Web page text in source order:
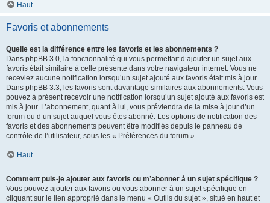
Haut
Favoris et abonnements
Quelle est la différence entre les favoris et les abonnements ?
Dans phpBB 3.0, la fonctionnalité qui vous permettait d’ajouter un sujet aux
favoris était similaire à celle présente dans votre navigateur internet. Vous ne
receviez aucune notification lorsqu’un sujet ajouté aux favoris était mis à jour.
Dans phpBB 3.3, les favoris sont davantage similaires aux abonnements. Vous
pouvez à présent recevoir une notification lorsqu’un sujet ajouté aux favoris est
mis à jour. L’abonnement, quant à lui, vous préviendra de la mise à jour d’un
forum ou d’un sujet auquel vous êtes abonné. Les options de notification des
favoris et des abonnements peuvent être modifiés depuis le panneau de
contrôle de l’utilisateur, sous les « Préférences du forum ».
Haut
Comment puis-je ajouter aux favoris ou m’abonner à un sujet spécifique ?
Vous pouvez ajouter aux favoris ou vous abonner à un sujet spécifique en
cliquant sur le lien approprié dans le menu « Outils du sujet », situé en haut et